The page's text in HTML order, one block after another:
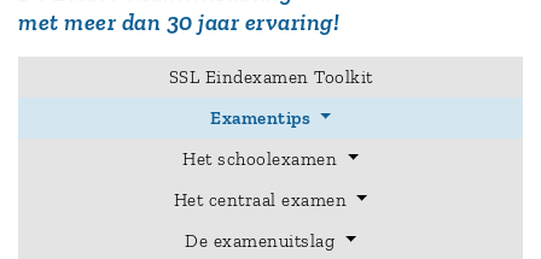
met meer dan 30 jaar ervaring!
SSL Eindexamen Toolkit
Examentips
Het schoolexamen
Het centraal examen
De examenuitslag